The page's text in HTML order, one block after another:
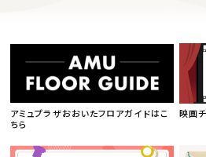
アミュプラザおおいたフロアガイドはこ
ちら
映画